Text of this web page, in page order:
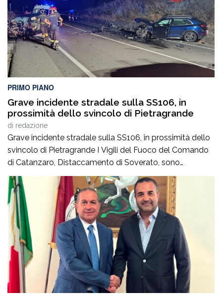
PRIMO PIANO
Grave incidente stradale sulla SS106, in
prossimità dello svincolo di Pietragrande
di redazione
Grave incidente stradale sulla SS106, in prossimità dello
svincolo di Pietragrande I Vigili del Fuoco del Comando
di Catanzaro, Distaccamento di Soverato, sono
intervenuti sulla SS106, in prossimità dello svincolo per la
località Pietragrande, per un grave incidente stradale che
ha coinvolto una Fiat Panda, un’Audi e una
motocicletta.Nel sinistro ha perso la vita il […]